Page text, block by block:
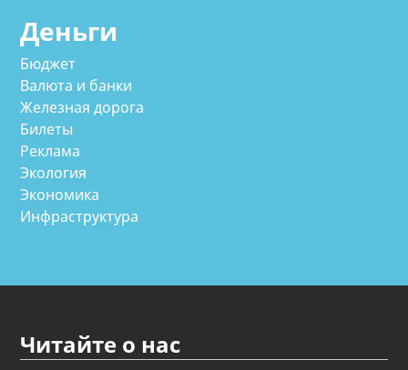
Деньги
Бюджет
Валюта и банки
Железная дорога
Билеты
Реклама
Экология
Экономика
Инфраструктура
Читайте о нас